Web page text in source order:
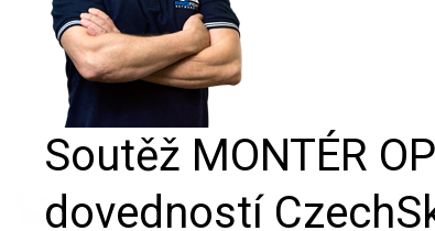
Soutěž MONTÉR
dovedností